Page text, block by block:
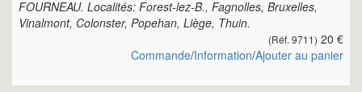
FOURNEAU. Localités: Forest-lez-B., Fagnolles, Bruxelles,
Vinalmont, Colonster, Popehan, Liège, Thuin.
(Réf. 9711) 20 €
Commande/Information/Ajouter au panier